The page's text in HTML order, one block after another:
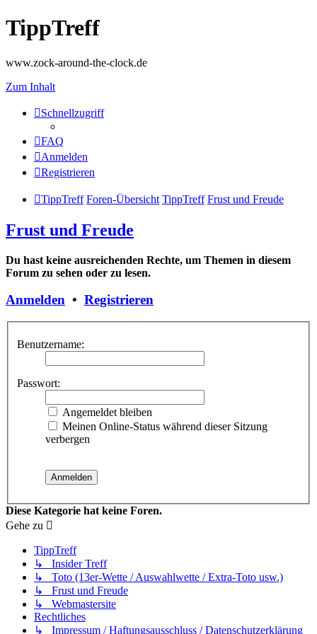
TippTreff
www.zock-around-the-clock.de
Zum Inhalt
Schnellzugriff
FAQ
Anmelden
Registrieren
TippTreff Foren-Übersicht TippTreff Frust und Freude
Frust und Freude
Du hast keine ausreichenden Rechte, um Themen in diesem
Forum zu sehen oder zu lesen.
Anmelden • Registrieren
Benutzername:
Passwort:
Angemeldet bleiben
Meinen Online-Status während dieser Sitzung
verbergen
Diese Kategorie hat keine Foren.
Gehe zu
TippTreff
↳ Insider Treff
↳ Toto (13er-Wette / Auswahlwette / Extra-Toto usw.)
↳ Frust und Freude
↳ Webmastersite
Rechtliches
↳ Impressum / Haftungsausschluss / Datenschutzerklärung